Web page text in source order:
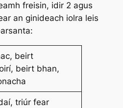
freisin, idir 2 agus
an ginideach iolra leis
beirt
beirt bhan,
triúr fear